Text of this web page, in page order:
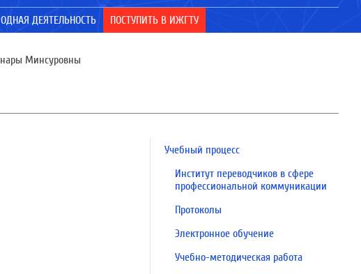
ДЕЯТЕЛЬНОСТЬ ПОСТУПИТЬ В ИЖГТУ
Минсуровны
Учебный процесс
Институт переводчиков в сфере
профессиональной коммуникации
Протоколы
Электронное обучение
Учебно-методическая работа